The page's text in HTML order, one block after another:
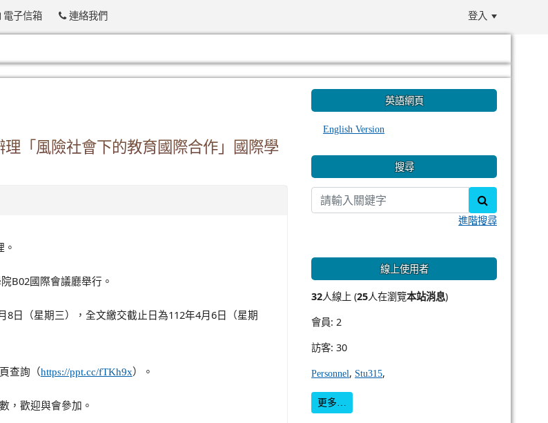
電子信箱 連絡我們 登入
「風險社會下的教育國際合作」國際學
。
B02國際會議廳舉行。
8日（星期三），全文繳交截止日為112年4月 6日（星期
查詢（https://ppt.cc/fTKh9x ）。
，歡迎與會參加。
英語網頁
English Version
搜尋
進階搜尋
線上使用者
32人線上 (25人在瀏覽本站消息)
會員: 2
訪客: 30
Personnel , Stu315,
更多…